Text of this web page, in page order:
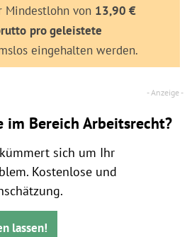
von 13,90 €
pro geleistete
eingehalten werden.
im Bereich Arbeitsrecht?
sich um Ihr
Kostenlose und
lassen!